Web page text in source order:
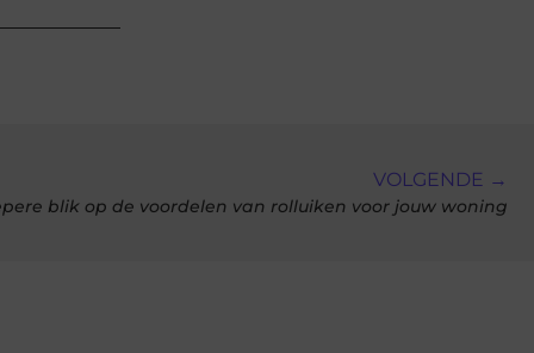
VOLGENDE →
blik op de voordelen van rolluiken voor jouw woning